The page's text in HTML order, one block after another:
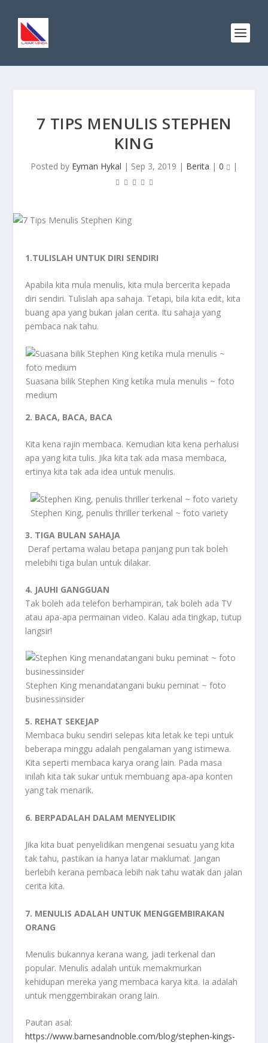
7 TIPS MENULIS STEPHEN
KING
Posted by Eyman Hykal | Sep 3, 2019 | Berita | 0 |
1.TULISLAH UNTUK DIRI SENDIRI
Apabila kita mula menulis, kita mula bercerita kepada
diri sendiri. Tulislah apa sahaja. Tetapi, bila kita edit, kita
buang apa yang bukan jalan cerita. Itu sahaja yang
pembaca nak tahu.
Suasana bilik Stephen King ketika mula menulis ~ foto
medium
2. BACA, BACA, BACA
Kita kena rajin membaca. Kemudian kita kena perhalusi
apa yang kita tulis. Jika kita tak ada masa membaca,
ertinya kita tak ada idea untuk menulis.
Stephen King, penulis thriller terkenal ~ foto variety
3. TIGA BULAN SAHAJA
Deraf pertama walau betapa panjang pun tak boleh
melebihi tiga bulan untuk dilakar.
4. JAUHI GANGGUAN
Tak boleh ada telefon berhampiran, tak boleh ada TV
atau apa-apa permainan video. Kalau ada tingkap, tutup
langsir!
Stephen King menandatangani buku peminat ~ foto
businessinsider
5. REHAT SEKEJAP
Membaca buku sendiri selepas kita letak ke tepi untuk
beberapa minggu adalah pengalaman yang istimewa.
Kita seperti membaca karya orang lain. Pada masa
inilah kita tak sukar untuk membuang apa-apa konten
yang tak menarik.
6. BERPADALAH DALAM MENYELIDIK
Jika kita buat penyelidikan mengenai sesuatu yang kita
tak tahu, pastikan ia hanya latar maklumat. Jangan
berlebih kerana pembaca lebih nak tahu watak dan jalan
cerita kita.
7. MENULIS ADALAH UNTUK MENGGEMBIRAKAN
ORANG
Menulis bukannya kerana wang, jadi terkenal dan
popular. Menulis adalah untuk memakmurkan
kehidupan mereka yang membaca karya kita. Ia adalah
untuk menggembirakan orang lain.
Pautan asal:
https://www.barnesandnoble.com/blog/stephen-kings-